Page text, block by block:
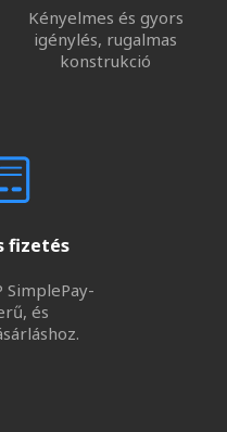
Kényelmes és gyors
igénylés, rugalmas
konstrukció
fizetés
SimplePay-
és